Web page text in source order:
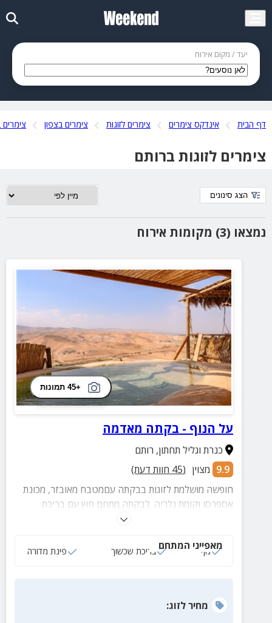
יעד / מקום אירוח
דף הבית אינדקס צימרים צימרים לזוגות צימרים בצפון צימרים
צימרים לזוגות ברותם
נמצאו (3) מקומות אירוח
הצג סינונים
+45 תמונות
על הנוף - בקתה מאדמה
כנרת וגליל תחתון, רותם
9.9 מצוין (
45 חוות דעת)
חופשה מושלמת לזוגות בבקתה עםמטבח מאובזר, מכונת
אספרסו וקומת גלריה. לבקתה מתחם חוץ עם בריכת
שכשוך טבעית, פינות ישיבה, פינת מדורה ונוף מושלם.
מאפייני המתחם
נוף בריכת שכשוך פינת מדורה
מחירלזוג: